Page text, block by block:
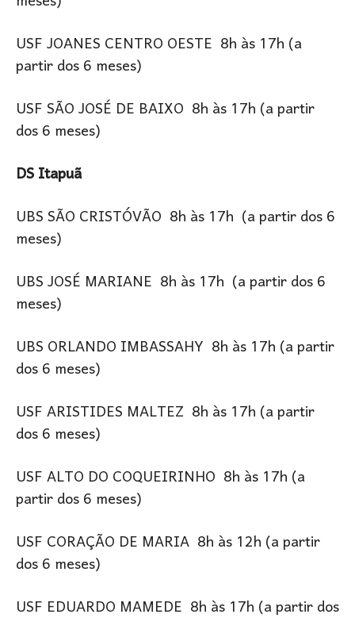
USF JOANES CENTRO OESTE 8h às 17h (a
partir dos 6 meses)
USF SÃO JOSÉ DE BAIXO 8h às 17h (a partir
dos 6 meses)
DS Itapuã
UBS SÃO CRISTÓVÃO 8h às 17h (a partir dos 6
meses)
UBS JOSÉ MARIANE 8h às 17h (a partir dos 6
meses)
UBS ORLANDO IMBASSAHY 8h às 17h (a partir
dos 6 meses)
USF ARISTIDES MALTEZ 8h às 17h (a partir
dos 6 meses)
USF ALTO DO COQUEIRINHO 8h às 17h (a
partir dos 6 meses)
USF CORAÇÃO DE MARIA 8h às 12h (a partir
dos 6 meses)
USF EDUARDO MAMEDE 8h às 17h (a partir dos